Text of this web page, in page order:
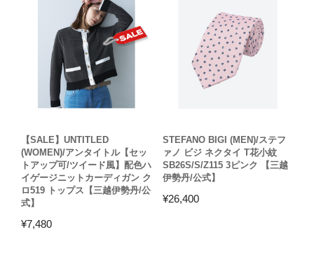
【SALE】UNTITLED
(WOMEN)/アンタイトル【セッ
トアップ可/ツイード風】配色ハ
イゲージニットカーディガン ク
ロ519 トップス【三越伊勢丹/公
式】
¥7,480
STEFANO BIGI (MEN)/ステフ
ァノ ビジ ネクタイ T花小紋
SB26S/S/Z115 3ピンク 【三越
伊勢丹/公式】
¥26,400